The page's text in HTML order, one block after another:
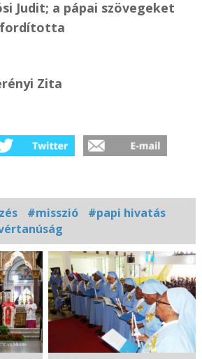
Judit; a pápai szövegeket
fordította
Zita
#misszió
#papi hivatás